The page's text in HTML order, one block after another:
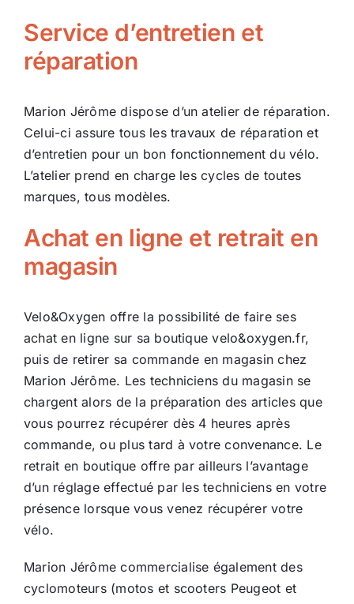
Service d’entretien et
réparation
Marion Jérôme dispose d’un atelier de réparation.
Celui-ci assure tous les travaux de réparation et
d’entretien pour un bon fonctionnement du vélo.
L’atelier prend en charge les cycles de toutes
marques, tous modèles.
Achat en ligne et retrait en
magasin
Velo&Oxygen offre la possibilité de faire ses
achat en ligne sur sa boutique velo&oxygen.fr,
puis de retirer sa commande en magasin chez
Marion Jérôme. Les techniciens du magasin se
chargent alors de la préparation des articles que
vous pourrez récupérer dès 4 heures après
commande, ou plus tard à votre convenance. Le
retrait en boutique offre par ailleurs l’avantage
d’un réglage effectué par les techniciens en votre
présence lorsque vous venez récupérer votre
vélo.
Marion Jérôme commercialise également des
cyclomoteurs (motos et scooters Peugeot et